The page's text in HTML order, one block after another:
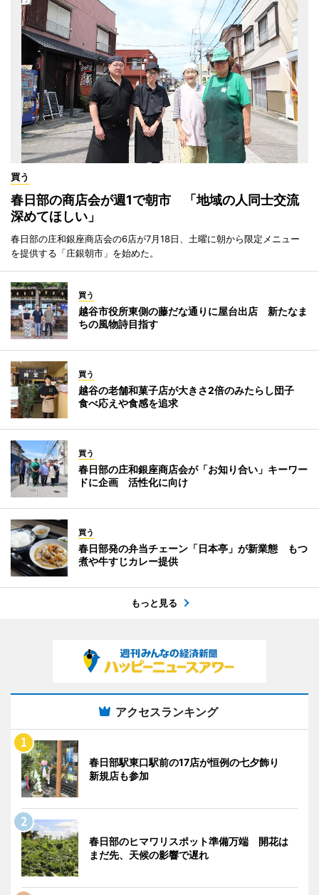
買う
春日部の商店会が週1で朝市 「地域の人同士交流
深めてほしい」
春日部の庄和銀座商店会の6店が7月18日、土曜に朝から限定メニュー
を提供する「庄銀朝市」を始めた。
買う
越谷市役所東側の藤だな通りに屋台出店 新たなま
ちの風物詩目指す
買う
越谷の老舗和菓子店が大きさ2倍のみたらし団子
食べ応えや食感を追求
買う
春日部の庄和銀座商店会が「お知り合い」キーワー
ドに企画 活性化に向け
買う
春日部発の弁当チェーン「日本亭」が新業態 もつ
煮や牛すじカレー提供
もっと見る
アクセスランキング
春日部駅東口駅前の17店が恒例の七夕飾り
新規店も参加
春日部のヒマワリスポット準備万端 開花は
まだ先、天候の影響で遅れ